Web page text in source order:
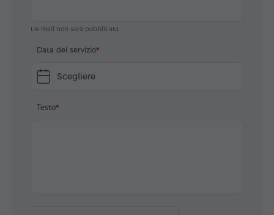
L'e-mail non sarà pubblicata
Data del servizio
Scegliere
Testo